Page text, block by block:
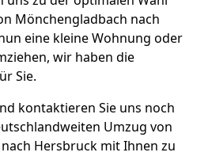
Mönchengladbach nach
eine kleine Wohnung oder
wir haben die
Sie.
kontaktieren Sie uns noch
Umzug von
Hersbruck mit Ihnen zu